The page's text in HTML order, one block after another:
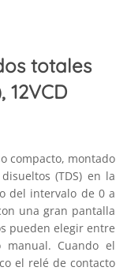
totales
12VCD
compacto, montado
(TDS) en la
del intervalo de 0 a
una gran pantalla
pueden elegir entre
Cuando el
el relé de contacto